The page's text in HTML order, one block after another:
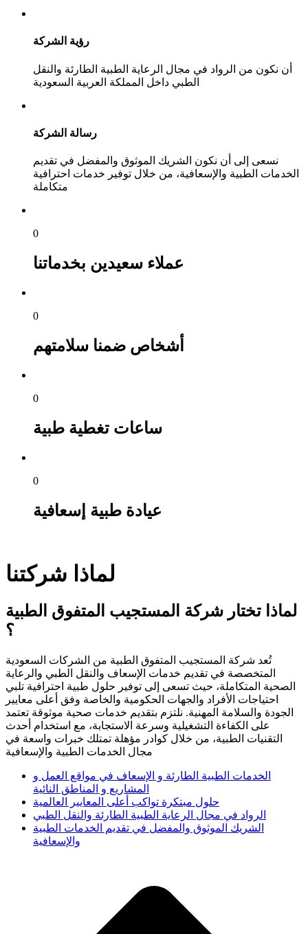
رؤية الشركة
أن نكون من الرواد في مجال الرعاية الطبية الطارئة والنقل
الطبي داخل المملكة العربية السعودية
رسالة الشركة
نسعى إلى أن نكون الشريك الموثوق والمفضل في تقديم
الخدمات الطبية والإسعافية، من خلال توفير خدمات احترافية
متكاملة
0
عملاء سعيدين بخدماتنا
0
أشخاص ضمنا سلامتهم
0
ساعات تغطية طبية
0
عيادة طبية إسعافية
لماذا شركتنا
لماذا تختار شركة المستجيب المتفوق الطبية
؟
تُعد شركة المستجيب المتفوق الطبية من الشركات السعودية
المتخصصة في تقديم خدمات الإسعاف والنقل الطبي والرعاية
الصحية المتكاملة، حيث تسعى إلى توفير حلول طبية احترافية تلبي
احتياجات الأفراد والجهات الحكومية والخاصة وفق أعلى معايير
الجودة والسلامة المهنية. نلتزم بتقديم خدمات صحية موثوقة تعتمد
على الكفاءة التشغيلية وسرعة الاستجابة، مع استخدام أحدث
التقنيات الطبية، من خلال كوادر مؤهلة تمتلك خبرات واسعة في
مجال الخدمات الطبية والإسعافية
الخدمات الطبية الطارئة و الإسعاف في مواقع العمل و
المشاريع و المناطق النائية
حلول مبتكرة تواكب أعلى المعايير العالمية
الرواد في مجال الرعاية الطبية الطارئة والنقل الطبي
الشريك الموثوق والمفضل في تقديم الخدمات الطبية
والإسعافية